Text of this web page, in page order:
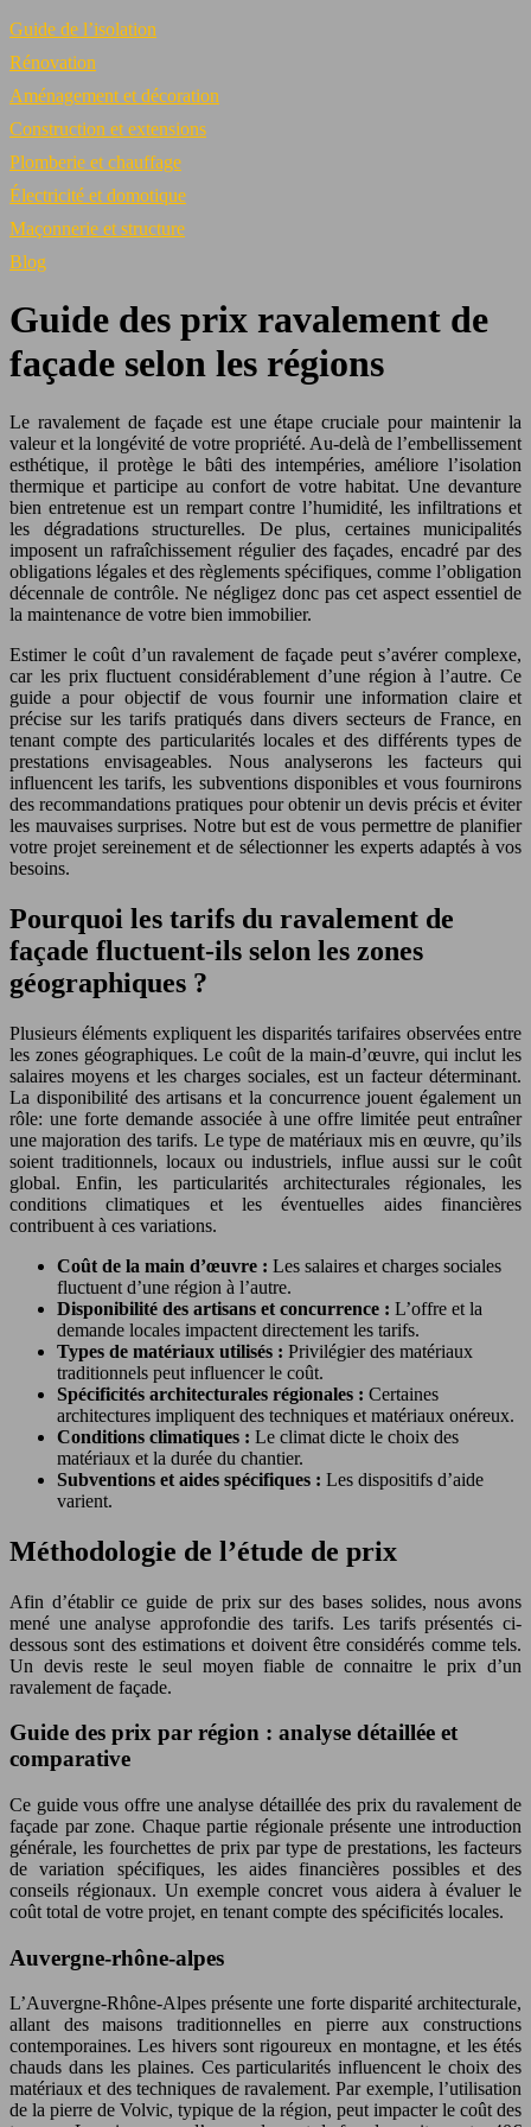
Guide de l’isolation
Rénovation
Aménagement et décoration
Construction et extensions
Plomberie et chauffage
Électricité et domotique
Maçonnerie et structure
Blog
Guide des prix ravalement de
façade selon les régions
Le ravalement de façade est une étape cruciale pour maintenir la
valeur et la longévité de votre propriété. Au-delà de l’embellissement
esthétique, il protège le bâti des intempéries, améliore l’isolation
thermique et participe au confort de votre habitat. Une devanture
bien entretenue est un rempart contre l’humidité, les infiltrations et
les dégradations structurelles. De plus, certaines municipalités
imposent un rafraîchissement régulier des façades, encadré par des
obligations légales et des règlements spécifiques, comme l’obligation
décennale de contrôle. Ne négligez donc pas cet aspect essentiel de
la maintenance de votre bien immobilier.
Estimer le coût d’un ravalement de façade peut s’avérer complexe,
car les prix fluctuent considérablement d’une région à l’autre. Ce
guide a pour objectif de vous fournir une information claire et
précise sur les tarifs pratiqués dans divers secteurs de France, en
tenant compte des particularités locales et des différents types de
prestations envisageables. Nous analyserons les facteurs qui
influencent les tarifs, les subventions disponibles et vous fournirons
des recommandations pratiques pour obtenir un devis précis et éviter
les mauvaises surprises. Notre but est de vous permettre de planifier
votre projet sereinement et de sélectionner les experts adaptés à vos
besoins.
Pourquoi les tarifs du ravalement de
façade fluctuent-ils selon les zones
géographiques ?
Plusieurs éléments expliquent les disparités tarifaires observées entre
les zones géographiques. Le coût de la main-d’œuvre, qui inclut les
salaires moyens et les charges sociales, est un facteur déterminant.
La disponibilité des artisans et la concurrence jouent également un
rôle: une forte demande associée à une offre limitée peut entraîner
une majoration des tarifs. Le type de matériaux mis en œuvre, qu’ils
soient traditionnels, locaux ou industriels, influe aussi sur le coût
global. Enfin, les particularités architecturales régionales, les
conditions climatiques et les éventuelles aides financières
contribuent à ces variations.
Coût de la main d’œuvre : Les salaires et charges sociales
fluctuent d’une région à l’autre.
Disponibilité des artisans et concurrence : L’offre et la
demande locales impactent directement les tarifs.
Types de matériaux utilisés : Privilégier des matériaux
traditionnels peut influencer le coût.
Spécificités architecturales régionales : Certaines
architectures impliquent des techniques et matériaux onéreux.
Conditions climatiques : Le climat dicte le choix des
matériaux et la durée du chantier.
Subventions et aides spécifiques : Les dispositifs d’aide
varient.
Méthodologie de l’étude de prix
Afin d’établir ce guide de prix sur des bases solides, nous avons
mené une analyse approfondie des tarifs. Les tarifs présentés ci-
dessous sont des estimations et doivent être considérés comme tels.
Un devis reste le seul moyen fiable de connaitre le prix d’un
ravalement de façade.
Guide des prix par région : analyse détaillée et
comparative
Ce guide vous offre une analyse détaillée des prix du ravalement de
façade par zone. Chaque partie régionale présente une introduction
générale, les fourchettes de prix par type de prestations, les facteurs
de variation spécifiques, les aides financières possibles et des
conseils régionaux. Un exemple concret vous aidera à évaluer le
coût total de votre projet, en tenant compte des spécificités locales.
Auvergne-rhône-alpes
L’Auvergne-Rhône-Alpes présente une forte disparité architecturale,
allant des maisons traditionnelles en pierre aux constructions
contemporaines. Les hivers sont rigoureux en montagne, et les étés
chauds dans les plaines. Ces particularités influencent le choix des
matériaux et des techniques de ravalement. Par exemple, l’utilisation
de la pierre de Volvic, typique de la région, peut impacter le coût des